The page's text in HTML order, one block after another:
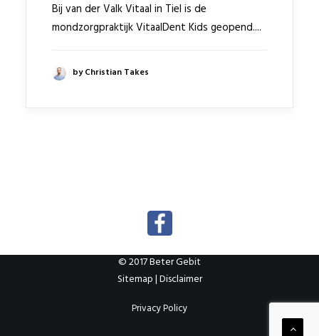
Bij van der Valk Vitaal in Tiel is de
mondzorgpraktijk VitaalDent Kids geopend....
by Christian Takes
© 2017 Beter Gebit
Sitemap|Disclaimer
Privacy Policy